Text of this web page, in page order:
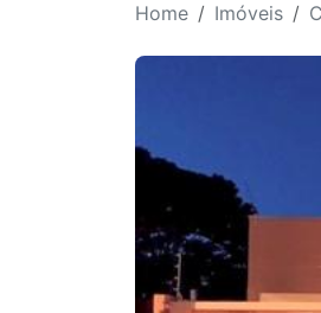
Home Imóveis